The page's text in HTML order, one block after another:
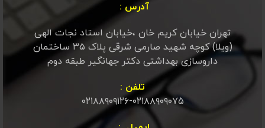
آدرس :
تهران خیابان کریم خان ،خیابان استاد نجات الهی
(ویلا) کوچه شهید صارمی شرقی پلاک ۳۵ ساختمان
داروسازی بهداشتی دکتر جهانگیر طبقه دوم
تلفن :
۰۲۱۸۸۹۰۹۱۲۶-۰۲۱۸۸۹۰۹۰۷۵